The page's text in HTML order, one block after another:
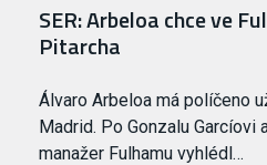
SER: Arbeloa chce ve
Pitarcha
Álvaro Arbeloa má políčeno
Madrid. Po Gonzalu
manažer Fulhamu vyhlédl…